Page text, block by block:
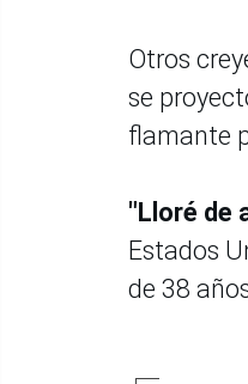
Otros
se
flamante
"Lloré de
Estados
de 38